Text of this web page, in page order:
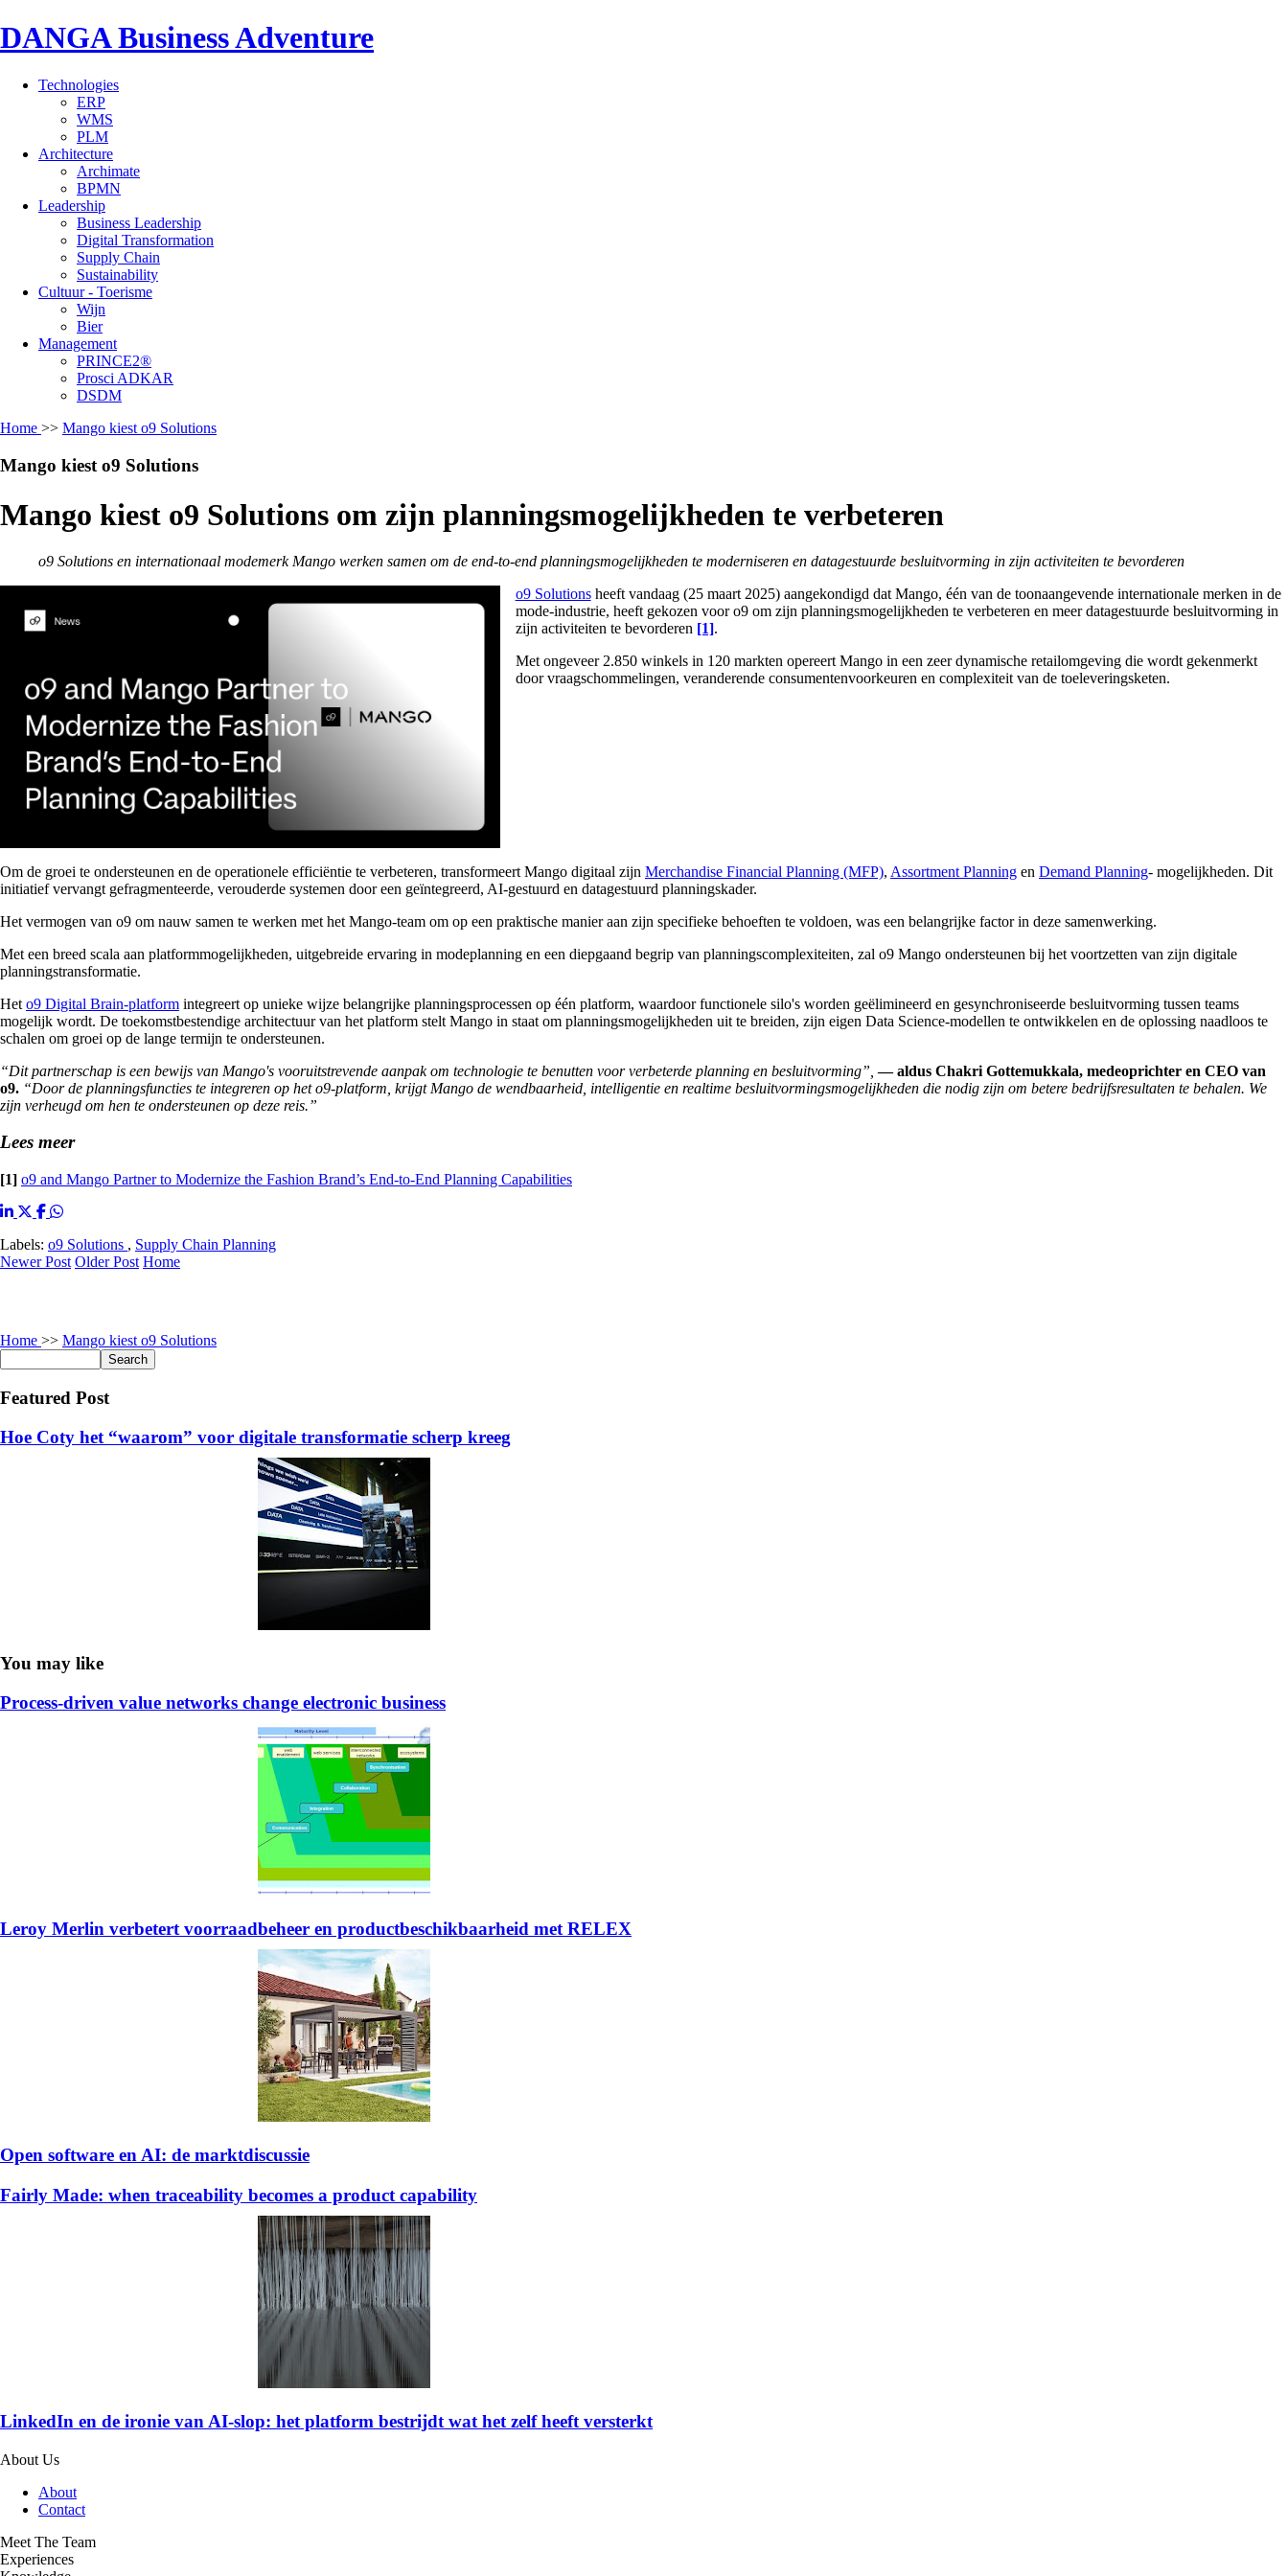
DANGA Business Adventure
Technologies
ERP
WMS
PLM
Architecture
Archimate
BPMN
Leadership
Business Leadership
Digital Transformation
Supply Chain
Sustainability
Cultuur - Toerisme
Wijn
Bier
Management
PRINCE2®
Prosci ADKAR
DSDM
Home >> Mango kiest o9 Solutions
Mango kiest o9 Solutions
Mango kiest o9 Solutions om zijn planningsmogelijkheden te verbeteren
o9 Solutions en internationaal modemerk Mango werken samen om de end-to-end planningsmogelijkheden te moderniseren en datagestuurde besluitvorming in zijn activiteiten te bevorderen
o9 Solutionsheeft vandaag (25 maart 2025) aangekondigd dat Mango, één van de toonaangevende internationale merken in de
mode-industrie, heeft gekozen voor o9 om zijn planningsmogelijkheden te verbeteren en meer datagestuurde besluitvorming in
zijn activiteiten te bevorderen [1].
Met ongeveer 2.850 winkels in 120 markten opereert Mango in een zeer dynamische retailomgeving die wordt gekenmerkt
door vraagschommelingen, veranderende consumentenvoorkeuren en complexiteit van de toeleveringsketen.
Om de groei te ondersteunen en de operationele efficiëntie te verbeteren, transformeert Mango digitaal zijn Merchandise Financial Planning (MFP), Assortment Planning en Demand Planning- mogelijkheden. Dit
initiatief vervangt gefragmenteerde, verouderde systemen door een geïntegreerd, AI-gestuurd en datagestuurd planningskader.
Het vermogen van o9 om nauw samen te werken met het Mango-team om op een praktische manier aan zijn specifieke behoeften te voldoen, was een belangrijke factor in deze samenwerking.
Met een breed scala aan platformmogelijkheden, uitgebreide ervaring in modeplanning en een diepgaand begrip van planningscomplexiteiten, zal o9 Mango ondersteunen bij het voortzetten van zijn digitale
planningstransformatie.
Het o9 Digital Brain-platform integreert op unieke wijze belangrijke planningsprocessen op één platform, waardoor functionele silo's worden geëlimineerd en gesynchroniseerde besluitvorming tussen teams
mogelijk wordt. De toekomstbestendige architectuur van het platform stelt Mango in staat om planningsmogelijkheden uit te breiden, zijn eigen Data Science-modellen te ontwikkelen en de oplossing naadloos te
schalen om groei op de lange termijn te ondersteunen.
“Dit partnerschap is een bewijs van Mango's vooruitstrevende aanpak om technologie te benutten voor verbeterde planning en besluitvorming”, — aldus Chakri Gottemukkala, medeoprichter en CEO van
o9. “Door de planningsfuncties te integreren op het o9-platform, krijgt Mango de wendbaarheid, intelligentie en realtime besluitvormingsmogelijkheden die nodig zijn om betere bedrijfsresultaten te behalen. We
zijn verheugd om hen te ondersteunen op deze reis.”
Lees meer
[1] o9 and Mango Partner to Modernize the Fashion Brand’s End-to-End Planning Capabilities
Labels: o9 Solutions , Supply Chain Planning
Newer Post Older Post Home
Home >> Mango kiest o9 Solutions
Featured Post
Hoe Coty het “waarom” voor digitale transformatie scherp kreeg
You may like
Process-driven value networks change electronic business
Leroy Merlin verbetert voorraadbeheer en productbeschikbaarheid met RELEX
Open software en AI: de marktdiscussie
Fairly Made: when traceability becomes a product capability
LinkedIn en de ironie van AI-slop: het platform bestrijdt wat het zelf heeft versterkt
About Us
About
Contact
Meet The Team
Experiences